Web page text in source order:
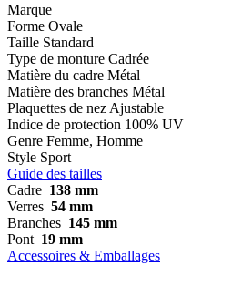
Marque
Forme Ovale
Taille Standard
Type de monture Cadrée
Matière du cadre Métal
Matière des branches Métal
Plaquettes de nez Ajustable
Indice de protection 100% UV
Genre Femme, Homme
Style Sport
Guide des tailles
Cadre 138 mm
Verres 54 mm
Branches 145 mm
Pont 19 mm
Accessoires & Emballages